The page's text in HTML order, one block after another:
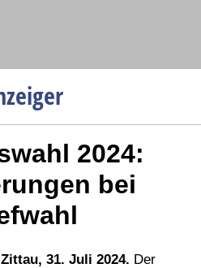
2024:
bei
Zittau, 31. Juli 2024. Der